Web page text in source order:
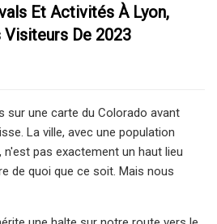
Et Activités À Lyon,
De 2023
sur une carte du Colorado avant
La ville, avec une population
pas exactement un haut lieu
de quoi que ce soit. Mais nous